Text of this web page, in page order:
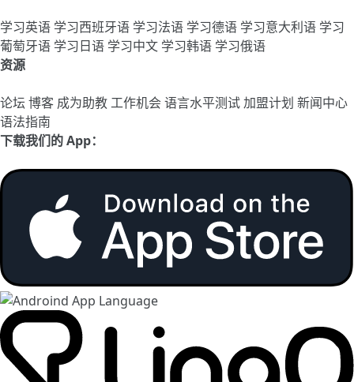
学习英语 学习西班牙语 学习法语 学习德语 学习意大利语 学习
葡萄牙语 学习日语 学习中文 学习韩语 学习俄语
资源
论坛 博客 成为助教工作机会语言水平测试加盟计划 新闻中心
语法指南
下载我们的 App：